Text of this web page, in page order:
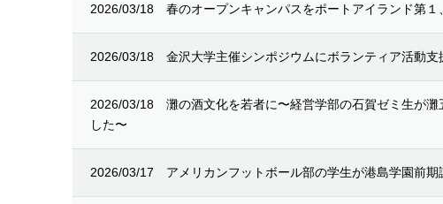
2026/03/18 春のオープンキャンパスをポートアイランド第
2026/03/18 金沢大学主催シンポジウムにボランティア活動
2026/03/18
灘の酒文化を若者に〜経営学部の石賀ゼミ生が
した〜
2026/03/17 アメリカンフットボール部の学生が港島学園前